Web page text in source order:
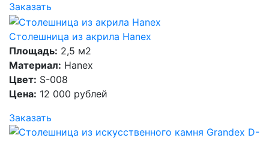
Заказать
Столешница из акрила Hanex
Площадь: 2,5 м2
Материал: Hanex
Цвет: S-008
Цена: 12 000 рублей
Заказать